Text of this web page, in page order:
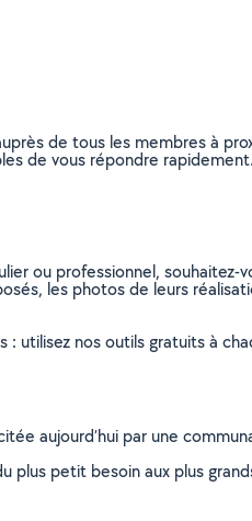
de tous les membres à
de vous répondre rapidement.
ou professionnel, souhaitez-
les photos de leurs
: utilisez nos outils gratuits à
aujourd’hui par une
plus petit besoin aux plus